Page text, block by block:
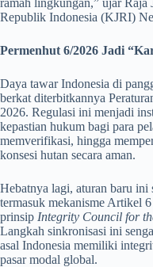
ramah lingkungan,” ujar
Republik Indonesia (KJRI)
Permenhut 6/2026 Jadi
Daya tawar Indonesia di
berkat diterbitkannya
2026. Regulasi ini menjadi
kepastian hukum bagi para
memverifikasi, hingga
konsesi hutan secara aman.
Hebatnya lagi, aturan baru ini
termasuk mekanisme Artikel
prinsip Integrity Council for
Langkah sinkronisasi ini
asal Indonesia memiliki
pasar modal global.